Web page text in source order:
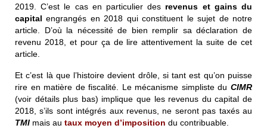
2019. C’est le cas en particulier des revenus et gains du
capital engrangés en 2018 qui constituent le sujet de notre
article. D’où la nécessité de bien remplir sa déclaration de
revenu 2018, et pour ça de lire attentivement la suite de cet
article.
Et c’est là que l’histoire devient drôle, si tant est qu’on puisse
rire en matière de fiscalité. Le mécanisme simpliste du CIMR
(voir détails plus bas) implique que les revenus du capital de
2018, s’ils sont intégrés aux revenus, ne seront pas taxés au
TMI mais au taux moyen d’imposition du contribuable.